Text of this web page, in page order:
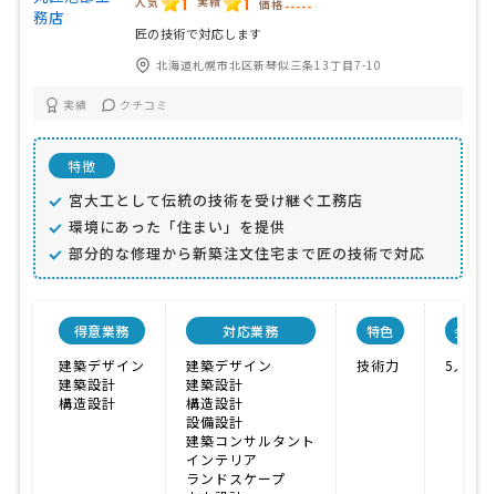
価格 -----
匠の技術で対応します
北海道札幌市北区新琴似三条13丁目7-10
実績 クチコミ
特徴
宮大工として伝統の技術を受け継ぐ工務店
環境にあった「住まい」を提供
部分的な修理から新築注文住宅まで匠の技術で対応
得意業務
建築デザイン
建築設計
構造設計
対応業務
建築デザイン
建築設計
構造設計
設備設計
建築コンサルタント
インテリア
ランドスケープ
特色
技術力
会社
5人